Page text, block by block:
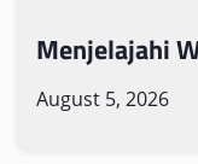
Menjelajahi
August 5, 2026